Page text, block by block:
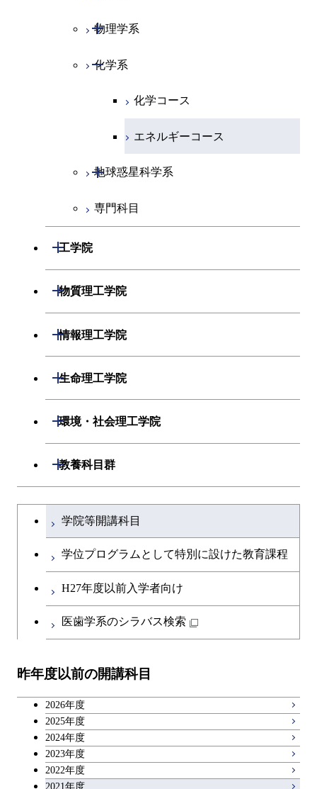
数学コース
物理学系
開閉
化学系
開閉
化学コース
エネルギーコース
地球惑星科学系
開閉
地球惑星科学コース
専門科目
工学院
開閉
機械系
開閉
エネルギーコース
コース
原子核工学コース
システム制御コース
コース
電気電子系
開閉
エネルギーコース
ース
原子核工学コース
情報通信コース
コース
ライフエンジニアリングコ
ース
経営工学系
開閉
エンジニアリングデザイン
コース
専門科目
物質理工学院
開閉
材料系
開閉
エネルギーコース
応用化学コース
原子核工学コース
専門科目
情報理工学院
開閉
数理・計算科学系
開閉
知能情報コース
情報工学コース
知能情報コース
専門科目
生命理工学院
開閉
生命理工学系
開閉
ライフエンジニアリングコ
ース
環境・社会理工学院
開閉
建築学系
開閉
コース
都市・環境学コース
コース
都市・環境学コース
開閉
エネルギーコース
エンジニアリングデザイン
社会・人間科学コース
イノベーション科学系
イノベーション科学コース
技術経営専門職学位課程
開閉
技術経営専門職学位課程
専門科目
教養科目群
開閉
文系教養科目
英語科目
第二外国語科目
キャリア科目
大学院課程を切り替える
学院等開講科目
学位プログラムとして特別に設けた教育課程
H27年度以前入学者向け
医歯学系のシラバス検索
昨年度以前の開講科目
2026年度
2025年度
2024年度
2023年度
2022年度
2021年度